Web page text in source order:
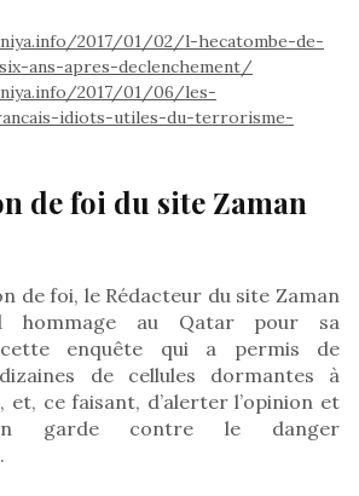
2017/01/02/l-hecatombe-de-
ans-apres-declenchement/
2017/01/06/les-
idiots-utiles-du-terrorisme-
de foi du site Zaman
de foi, le Rédacteur du site Zaman
hommage au Qatar pour sa
enquête qui a permis de
de cellules dormantes à
et, ce faisant, d’alerter l’opinion et
garde contre le danger